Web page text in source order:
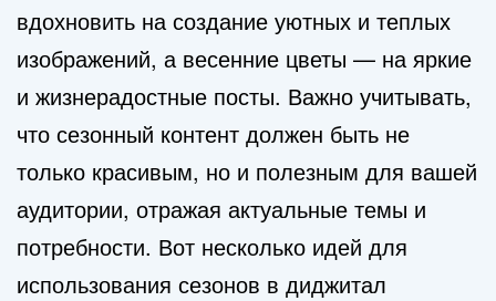
вдохновить на создание уютных и теплых
изображений, а весенние цветы — на яркие
и жизнерадостные посты. Важно учитывать,
что сезонный контент должен быть не
только красивым, но и полезным для вашей
аудитории, отражая актуальные темы и
потребности. Вот несколько идей для
использования сезонов в диджитал